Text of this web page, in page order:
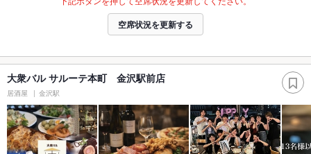
空席状況を更新する
大衆バル サルーテ本町 金沢駅前店
居酒屋 金沢駅